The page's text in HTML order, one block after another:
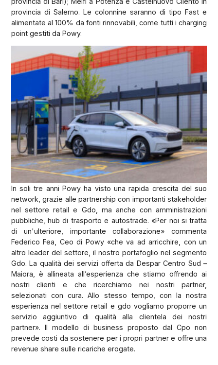
provincia di Salerno. Le colonnine saranno di tipo Fast e
alimentate al 100% da fonti rinnovabili, come tutti i charging
point gestiti da Powy.
In soli tre anni Powy ha visto una rapida crescita del suo
network, grazie alle partnership con importanti stakeholder
nel settore retail e Gdo, ma anche con amministrazioni
pubbliche, hub di trasporto e autostrade. «Per noi si tratta
di un'ulteriore, importante collaborazione» commenta
Federico Fea, Ceo di Powy «che va ad arricchire, con un
altro leader del settore, il nostro portafoglio nel segmento
Gdo. La qualità dei servizi offerta da Despar Centro Sud –
Maiora, è allineata all’esperienza che stiamo offrendo ai
nostri clienti e che ricerchiamo nei nostri partner,
selezionati con cura. Allo stesso tempo, con la nostra
esperienza nel settore retail e gdo vogliamo proporre un
servizio aggiuntivo di qualità alla clientela dei nostri
partner». Il modello di business proposto dal Cpo non
prevede costi da sostenere per i propri partner e offre una
revenue share sulle ricariche erogate.